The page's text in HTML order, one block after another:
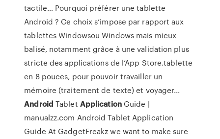
tactile… Pourquoi préférer une tablette
Android ? Ce choix s’impose par rapport aux
tablettes Windowsou Windows mais mieux
balisé, notamment grâce à une validation plus
stricte des applications de l’App Store.tablette
en 8 pouces, pour pouvoir travailler un
mémoire (traitement de texte) et voyager...
Android Tablet ApplicationGuide |
manualzz.com Android Tablet Application
Guide At GadgetFreakz we want to make sure